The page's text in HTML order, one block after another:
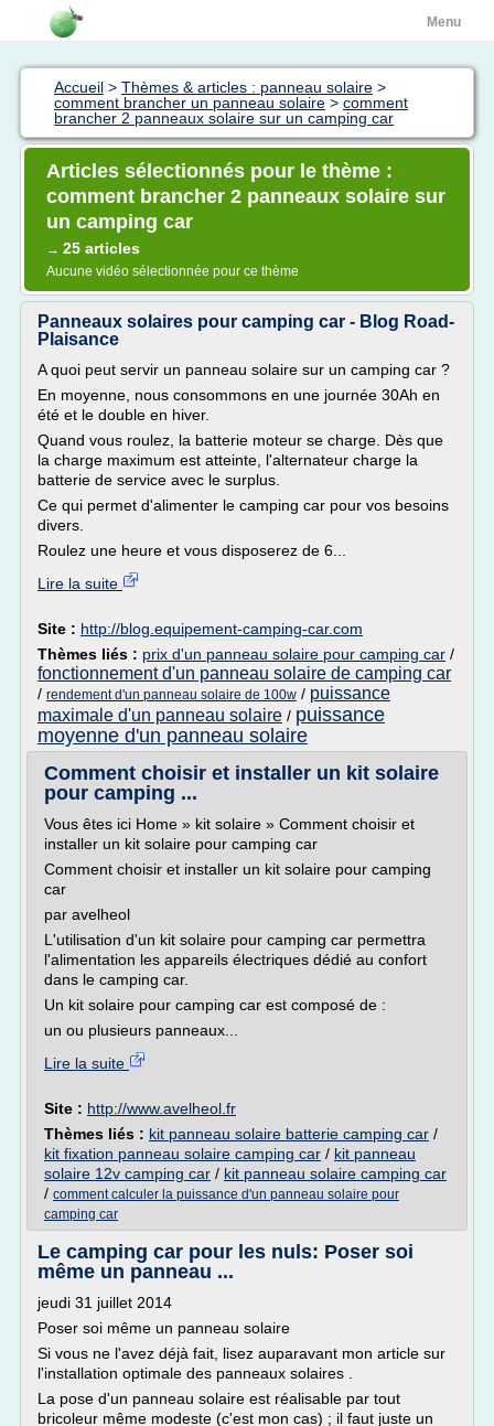
Menu
Accueil > Thèmes & articles : panneau solaire >
comment brancher un panneau solaire > comment
brancher 2 panneaux solaire sur un camping car
Articles sélectionnés pour le thème :
comment brancher 2 panneaux solaire sur
un camping car
→ 25 articles
Aucune vidéo sélectionnée pour ce thème
Panneaux solaires pour camping car - Blog Road-
Plaisance
A quoi peut servir un panneau solaire sur un camping car ?
En moyenne, nous consommons en une journée 30Ah en
été et le double en hiver.
Quand vous roulez, la batterie moteur se charge. Dès que
la charge maximum est atteinte, l'alternateur charge la
batterie de service avec le surplus.
Ce qui permet d'alimenter le camping car pour vos besoins
divers.
Roulez une heure et vous disposerez de 6...
Lire la suite
Site : http://blog.equipement-camping-car.com
Thèmes liés : prix d'un panneau solaire pour camping car /
fonctionnement d'un panneau solaire de camping car
/ rendement d'un panneau solaire de 100w / puissance
maximale d'un panneau solaire / puissance
moyenne d'un panneau solaire
Comment choisir et installer un kit solaire
pour camping ...
Vous êtes ici Home » kit solaire » Comment choisir et
installer un kit solaire pour camping car
Comment choisir et installer un kit solaire pour camping
car
par avelheol
L'utilisation d'un kit solaire pour camping car permettra
l'alimentation les appareils électriques dédié au confort
dans le camping car.
Un kit solaire pour camping car est composé de :
un ou plusieurs panneaux...
Lire la suite
Site : http://www.avelheol.fr
Thèmes liés : kit panneau solaire batterie camping car /
kit fixation panneau solaire camping car / kit panneau
solaire 12v camping car / kit panneau solaire camping car
/ comment calculer la puissance d'un panneau solaire pour
camping car
Le camping car pour les nuls: Poser soi
même un panneau ...
jeudi 31 juillet 2014
Poser soi même un panneau solaire
Si vous ne l'avez déjà fait, lisez auparavant mon article sur
l'installation optimale des panneaux solaires .
La pose d'un panneau solaire est réalisable par tout
bricoleur même modeste (c'est mon cas) ; il faut juste un